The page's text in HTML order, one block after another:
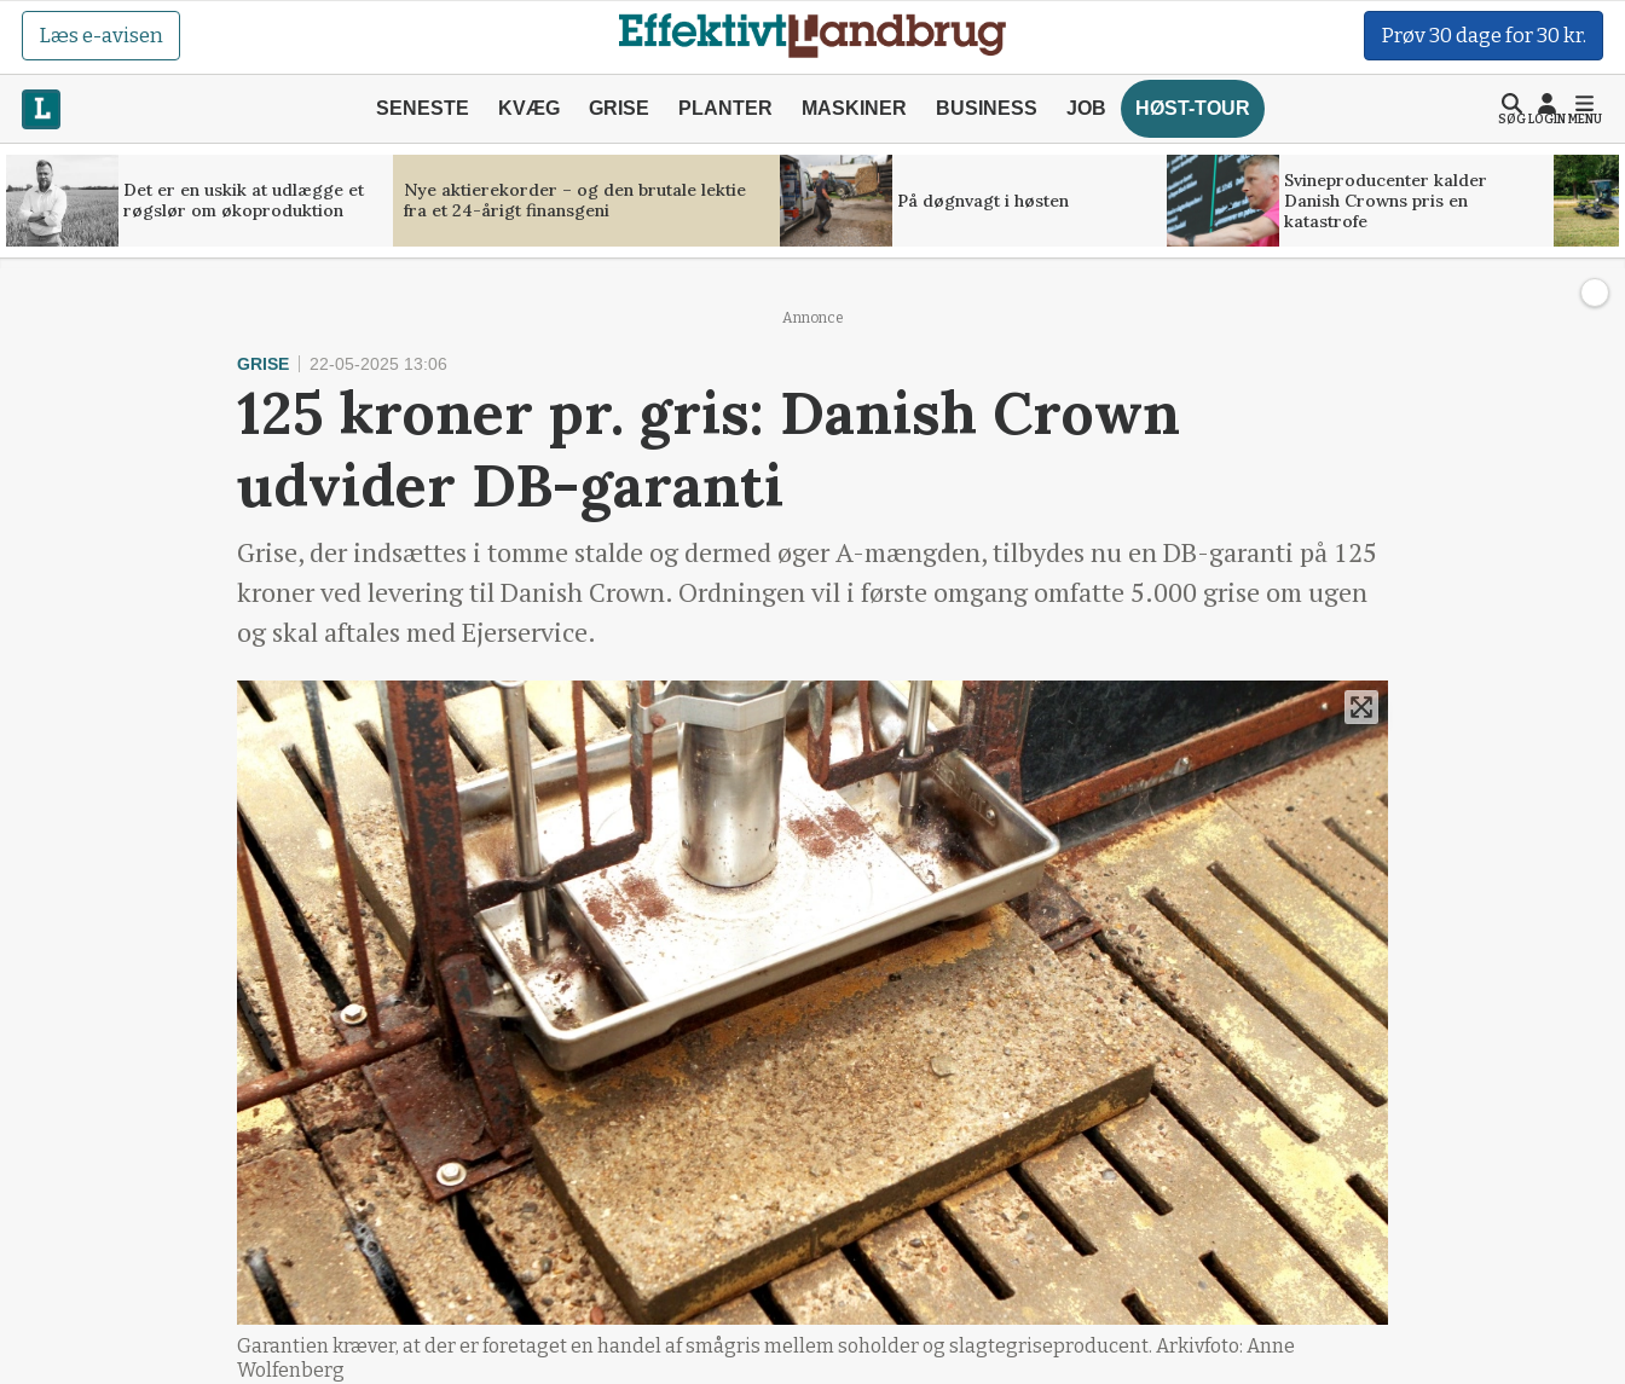
Læs e-avisen Prøv 30 dage for 30 kr.
SENESTE KVÆG GRISE PLANTER MASKINER BUSINESS JOB HØST-TOUR
SØGLOGINMENU
Det er en uskik at udlægge et
røgslør om økoproduktion
Nye aktierekorder – og den brutale lektie
fra et 24-årigt finansgeni
På døgnvagt i høsten
Svineproducenter kalder
Danish Crowns pris en
katastrofe
Annonce
GRISE 22-05-2025 13:06
125 kroner pr. gris: Danish Crown
udvider DB-garanti
Grise, der indsættes i tomme stalde og dermed øger A-mængden, tilbydes nu en DB-garanti på 125
kroner ved levering til Danish Crown. Ordningen vil i første omgang omfatte 5.000 grise om ugen
og skal aftales med Ejerservice.
Garantien kræver, at der er foretaget en handel af smågris mellem soholder og slagtegriseproducent. Arkivfoto: Anne
Wolfenberg